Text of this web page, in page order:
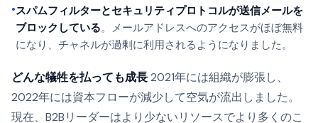
•スパムフィルターとセキュリティプロトコルが送信メールを
ブロックしている。メールアドレスへのアクセスがほぼ無料
になり、チャネルが過剰に利用されるようになりました。
どんな犠牲を払っても成長2021年には組織が膨張し、
2022年には資本フローが減少して空気が流出しました。
現在、B2Bリーダーはより少ないリソースでより多くのこ